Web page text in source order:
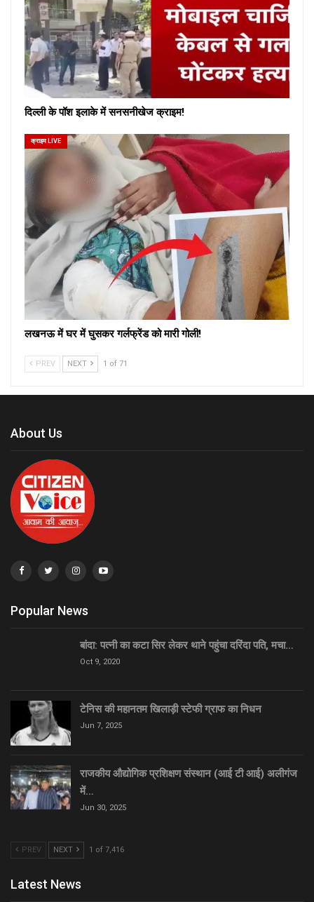
दिल्ली के पॉश इलाके में सनसनीखेज क्राइम!
क्राइम LIVE
लखनऊ में घर में घुसकर गर्लफ्रेंड को मारी गोली!
PREV NEXT 1 of 71
About Us
Popular News
बांदा: पत्नी का कटा सिर लेकर थाने पहुंचा दरिंदा पति, मचा…
Oct 9, 2020
टेनिस की महानतम खिलाड़ी स्टेफी ग्राफ का निधन
Jun 7, 2025
राजकीय औद्योगिक प्रशिक्षण संस्थान (आई टी आई) अलीगंज
में…
Jun 30, 2025
PREV NEXT 1 of 7,416
Latest News